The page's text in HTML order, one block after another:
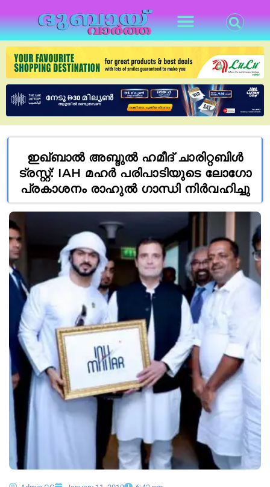
ഇഖ്ബാൽ അബ്ദുൽ ഹമീദ് ചാരിറ്റബിൾ
ട്രസ്റ്റ്: IAH മഹർ പരിപാടിയുടെ ലോഗോ
പ്രകാശനം രാഹുൽ ഗാന്ധി നിർവഹിച്ചു